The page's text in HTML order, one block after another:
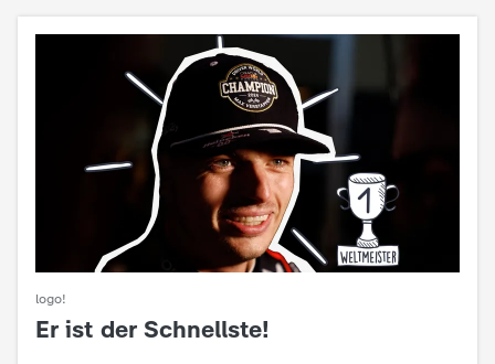
logo!
:Er ist der Schnellste!